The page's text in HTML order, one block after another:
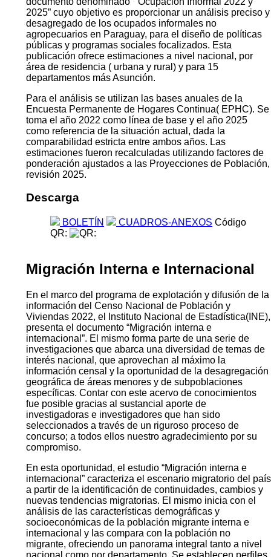
2025” cuyo objetivo es proporcionar un análisis preciso y
desagregado de los ocupados informales no
agropecuarios en Paraguay, para el diseño de políticas
públicas y programas sociales focalizados. Esta
publicación ofrece estimaciones a nivel nacional, por
área de residencia ( urbana y rural) y para 15
departamentos más Asunción.
Para el análisis se utilizan las bases anuales de la
Encuesta Permanente de Hogares Continua( EPHC). Se
toma el año 2022 como línea de base y el año 2025
como referencia de la situación actual, dada la
comparabilidad estricta entre ambos años. Las
estimaciones fueron recalculadas utilizando factores de
ponderación ajustados a las Proyecciones de Población,
revisión 2025.
Descarga
BOLETÍN CUADROS-ANEXOS Código
QR:
Migración Interna e Internacional
En el marco del programa de explotación y difusión de la
información del Censo Nacional de Población y
Viviendas 2022, el Instituto Nacional de Estadística(INE),
presenta el documento “Migración interna e
internacional”. El mismo forma parte de una serie de
investigaciones que abarca una diversidad de temas de
interés nacional, que aprovechan al máximo la
información censal y la oportunidad de la desagregación
geográfica de áreas menores y de subpoblaciones
específicas. Contar con este acervo de conocimientos
fue posible gracias al sustancial aporte de
investigadoras e investigadores que han sido
seleccionados a través de un riguroso proceso de
concurso; a todos ellos nuestro agradecimiento por su
compromiso.
En esta oportunidad, el estudio “Migración interna e
internacional” caracteriza el escenario migratorio del país
a partir de la identificación de continuidades, cambios y
nuevas tendencias migratorias. El mismo inicia con el
análisis de las características demográficas y
socioeconómicas de la población migrante interna e
internacional y las compara con la población no
migrante, ofreciendo un panorama integral tanto a nivel
nacional como por departamento. Se establecen perfiles